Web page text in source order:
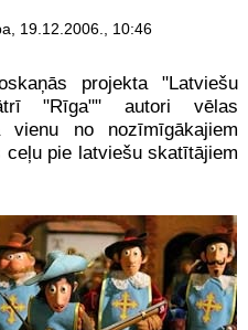
19.12.2006., 10:46
projekta "Latviešu
"Rīga"" autori vēlas
vienu no nozīmīgākajiem
pie latviešu skatītājiem